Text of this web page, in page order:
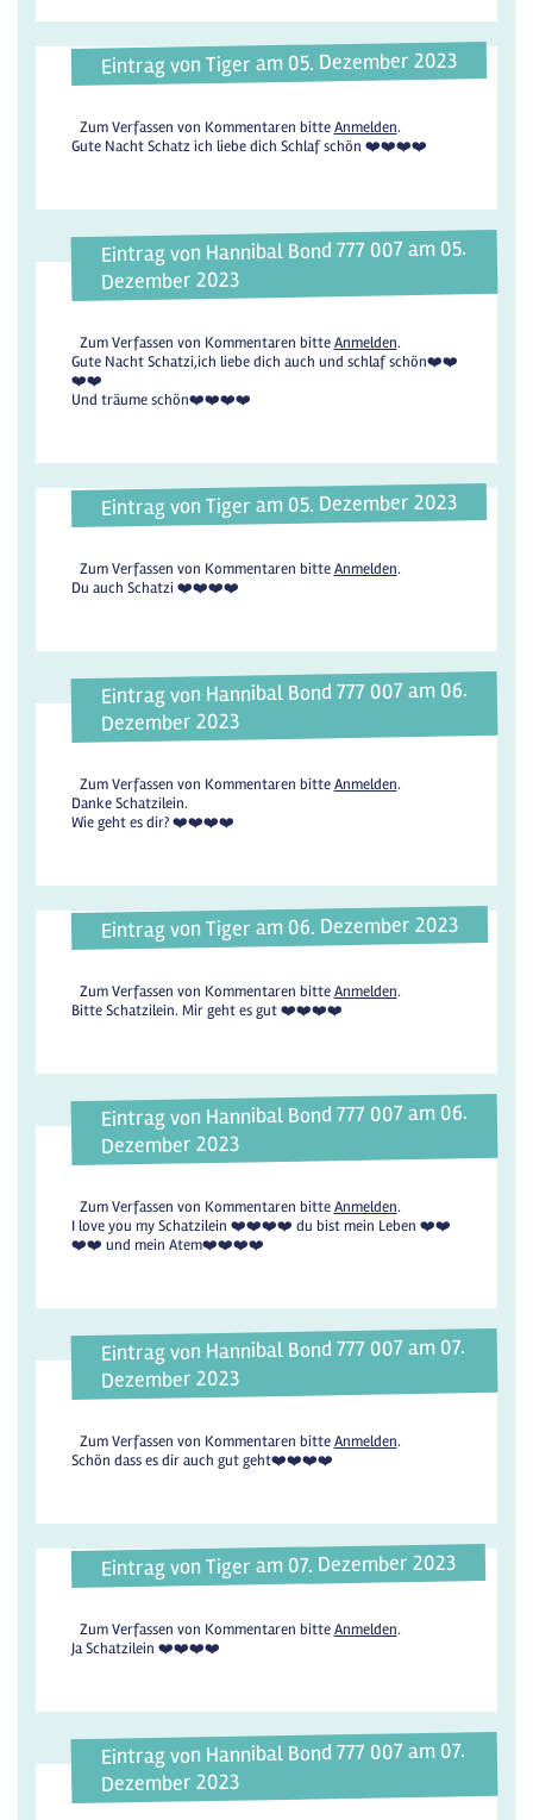
Eintrag von Tiger am 05. Dezember 2023
Zum Verfassen von Kommentaren bitteAnmelden.
Gute Nacht Schatz ich liebe dich Schlaf schön ❤️❤️❤️❤️
Eintrag von Hannibal Bond 777 007 am 05.
Dezember 2023
Zum Verfassen von Kommentaren bitteAnmelden.
Gute Nacht Schatzi,ich liebe dich auch und schlaf schön❤️❤️
❤️❤️
Und träume schön❤️❤️❤️❤️
Eintrag von Tiger am 05. Dezember 2023
Zum Verfassen von Kommentaren bitteAnmelden.
Du auch Schatzi ❤️❤️❤️❤️
Eintrag von Hannibal Bond 777 007 am 06.
Dezember 2023
Zum Verfassen von Kommentaren bitteAnmelden.
Danke Schatzilein.
Wie geht es dir? ❤️❤️❤️❤️
Eintrag von Tiger am 06. Dezember 2023
Zum Verfassen von Kommentaren bitteAnmelden.
Bitte Schatzilein. Mir geht es gut ❤️❤️❤️❤️
Eintrag von Hannibal Bond 777 007 am 06.
Dezember 2023
Zum Verfassen von Kommentaren bitteAnmelden.
I love you my Schatzilein ❤️❤️❤️❤️ du bist mein Leben ❤️❤️
❤️❤️ und mein Atem❤️❤️❤️❤️
Eintrag von Hannibal Bond 777 007 am 07.
Dezember 2023
Zum Verfassen von Kommentaren bitteAnmelden.
Schön dass es dir auch gut geht❤️❤️❤️❤️
Eintrag von Tiger am 07. Dezember 2023
Zum Verfassen von Kommentaren bitteAnmelden.
Ja Schatzilein ❤️❤️❤️❤️
Eintrag von Hannibal Bond 777 007 am 07.
Dezember 2023